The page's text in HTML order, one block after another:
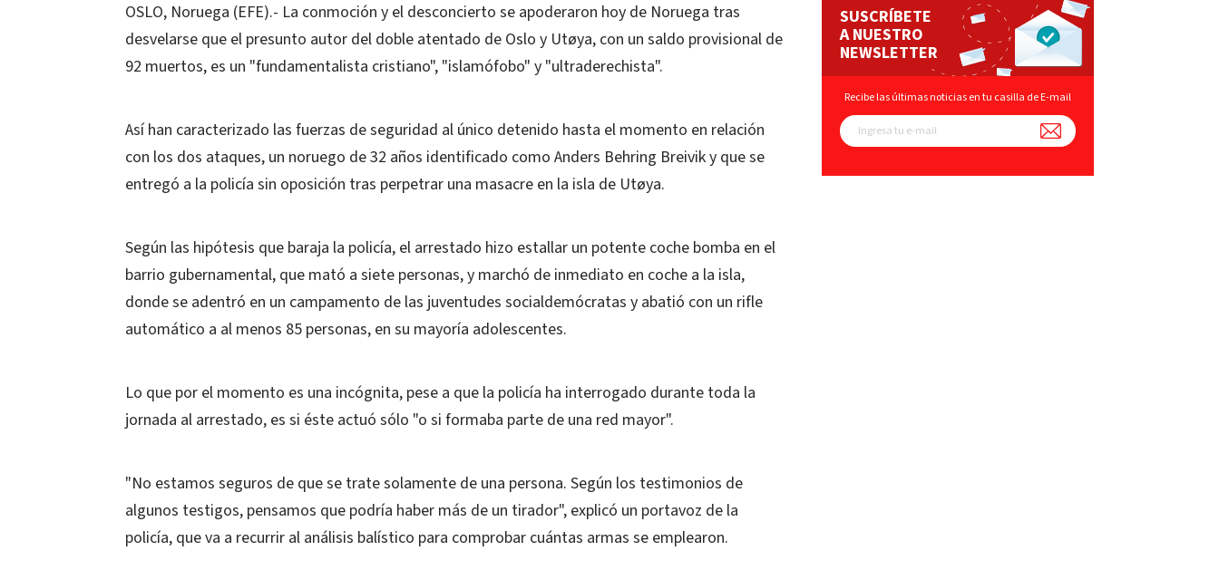
OSLO, Noruega (EFE).- La conmoción y el desconcierto se apoderaron hoy de Noruega tras
desvelarse que el presunto autor del doble atentado de Oslo y Utøya, con un saldo provisional de
92 muertos, es un "fundamentalista cristiano", "islamófobo" y "ultraderechista".
Así han caracterizado las fuerzas de seguridad al único detenido hasta el momento en relación
con los dos ataques, un noruego de 32 años identificado como Anders Behring Breivik y que se
entregó a la policía sin oposición tras perpetrar una masacre en la isla de Utøya.
Según las hipótesis que baraja la policía, el arrestado hizo estallar un potente coche bomba en el
barrio gubernamental, que mató a siete personas, y marchó de inmediato en coche a la isla,
donde se adentró en un campamento de las juventudes socialdemócratas y abatió con un rifle
automático a al menos 85 personas, en su mayoría adolescentes.
Lo que por el momento es una incógnita, pese a que la policía ha interrogado durante toda la
jornada al arrestado, es si éste actuó sólo "o si formaba parte de una red mayor".
"No estamos seguros de que se trate solamente de una persona. Según los testimonios de
algunos testigos, pensamos que podría haber más de un tirador", explicó un portavoz de la
policía, que va a recurrir al análisis balístico para comprobar cuántas armas se emplearon.
SUSCRÍBETE
A NUESTRO
NEWSLETTER
Recibe las últimas noticias en tu casilla de E-mail